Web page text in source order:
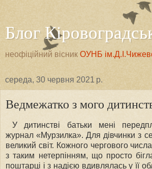
Блог
неофіційний вісник ОУНБ
середа, 30 червня 2021 р.
Ведмежатко з мого
У дитинстві батьки мені
журнал «Мурзилка». Для дівчинки з
великий світ. Кожного чергового
з таким нетерпінням, що просто
поштарці і з надією вдивлялась у її